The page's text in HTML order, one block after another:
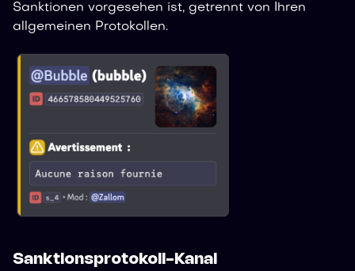
Sanktionen vorgesehen ist, getrennt von Ihren
allgemeinen Protokollen.
Sanktionsprotokoll-Kanal